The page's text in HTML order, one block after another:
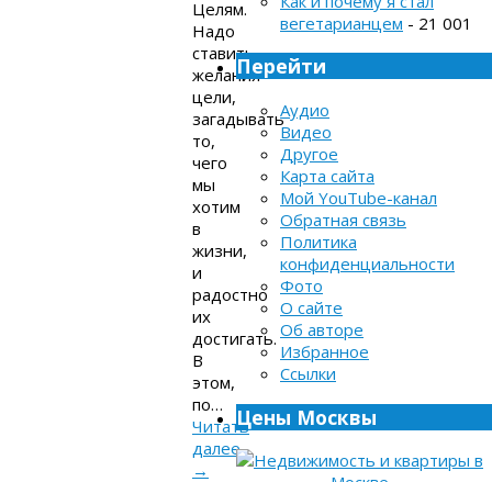
Целям.
Надо
ставить
желания-
цели,
загадывать
то,
чего
мы
хотим
в
жизни,
и
радостно
их
достигать.
В
этом,
по…
Читать
далее
→
вегетарианцем - 21 001
Перейти
Аудио
Видео
Другое
Карта сайта
Мой YouTube-канал
Обратная связь
Политика
конфиденциальности
Фото
О сайте
Об авторе
Избранное
Ссылки
Цены Москвы